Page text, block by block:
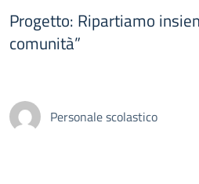
Progetto: Ripartiamo
comunità”
Personale scolastico